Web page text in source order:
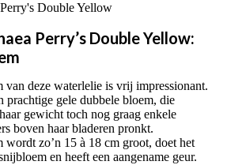
Perry’s Double Yellow:
van deze waterlelie is vrij impressionant.
prachtige gele dubbele bloem, die
gewicht toch nog graag enkele
boven haar bladeren pronkt.
wordt zo’n 15 à 18 cm groot, doet het
en heeft een aangename geur.